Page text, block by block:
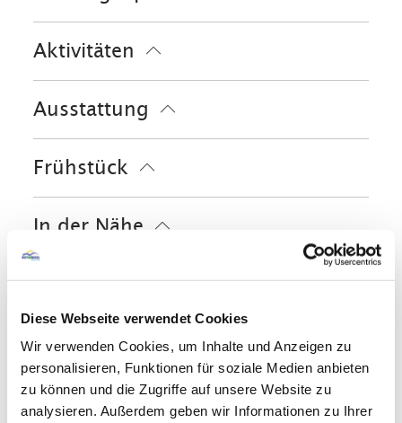
Diese Webseite verwendet Cookies
Wir verwenden Cookies, um Inhalte und Anzeigen zu
personalisieren, Funktionen für soziale Medien anbieten
zu können und die Zugriffe auf unsere Website zu
analysieren. Außerdem geben wir Informationen zu Ihrer
Gepäckaufbewahrung
Fahrradparkplätze
Aktivitäten
Radfahren
Skifahren
Ausstattung
kostenloses W-LAN (in der gesamten
Unterkunft)
Frühstück
In der Nähe
Gemeinschaftsbereiche
Garten Terrasse
Skifahren
Skiaufbewahrung Skischuhwärmer
Sprachen